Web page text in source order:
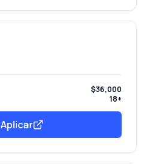
$36,000
18+
Aplicar